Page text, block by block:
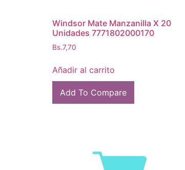
Windsor Mate Manzanilla X 20
Unidades 7771802000170
Bs.7,70
Añadir al carrito
Add To Compare